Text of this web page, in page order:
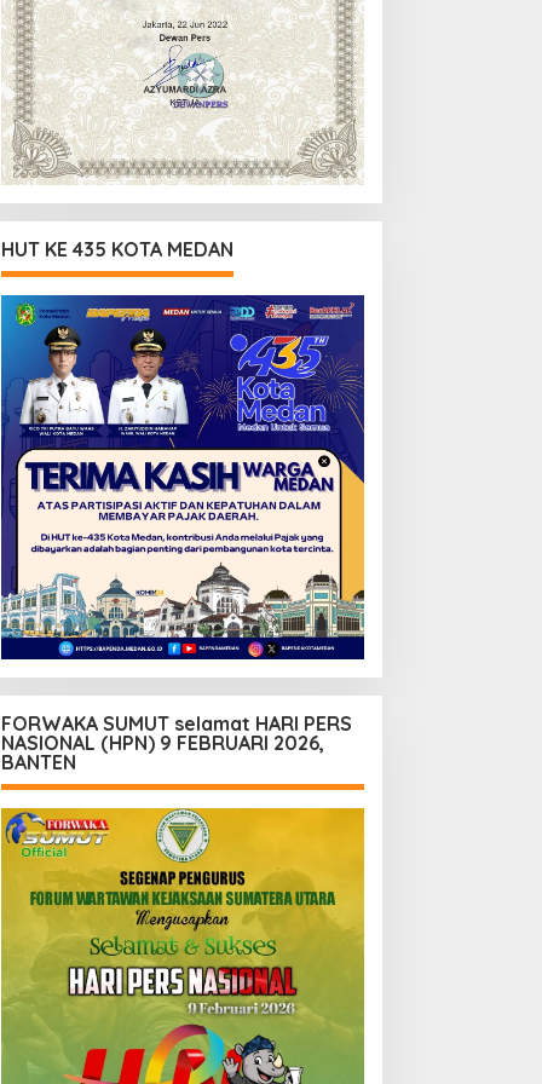
HUT KE 435 KOTA MEDAN
FORWAKA SUMUT selamat HARI PERS
NASIONAL (HPN) 9 FEBRUARI 2026,
BANTEN